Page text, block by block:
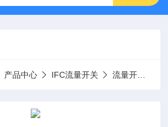
产品中心 IFC流量开关 流量开关